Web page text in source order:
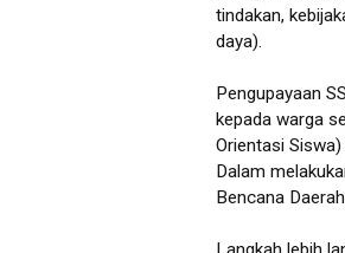
tindakan,
daya).
Pengupayaan
kepada warga
Orientasi
Dalam
Bencana